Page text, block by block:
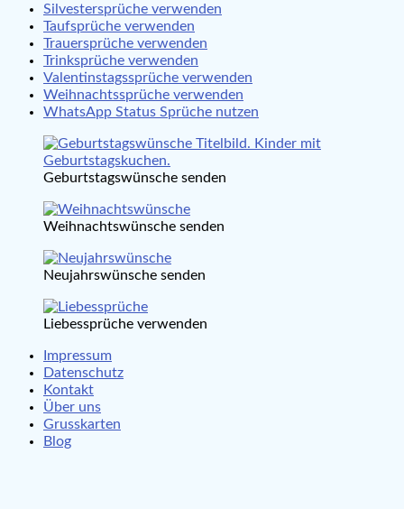
Silvestersprüche verwenden
Taufsprüche verwenden
Trauersprüche verwenden
Trinksprüche verwenden
Valentinstagssprüche verwenden
Weihnachtssprüche verwenden
WhatsApp Status Sprüche nutzen
Geburtstagswünsche senden
Weihnachtswünsche senden
Neujahrswünsche senden
Liebessprüche verwenden
Impressum
Datenschutz
Kontakt
Über uns
Grusskarten
Blog